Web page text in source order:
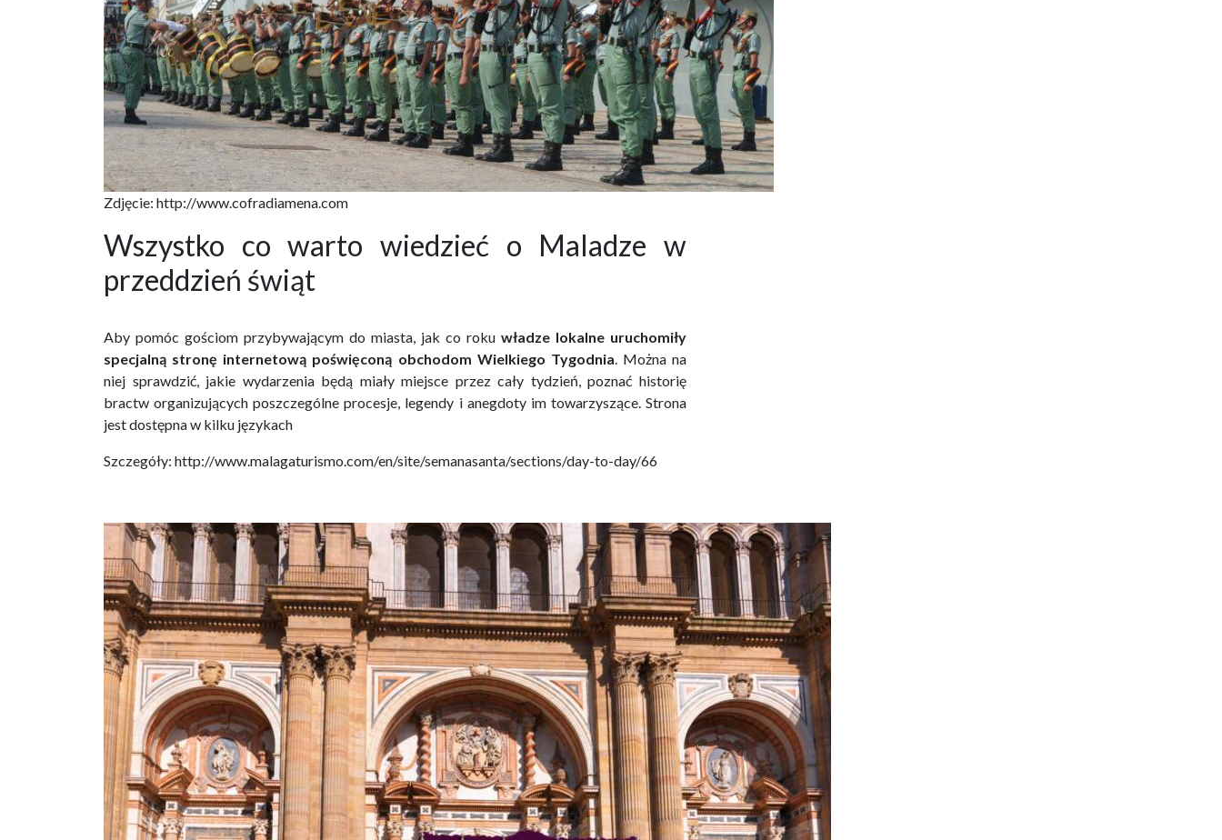
Zdjęcie: http://www.cofradiamena.com
Wszystko co warto wiedzieć o Maladze w
przeddzień świąt
Aby pomóc gościom przybywającym do miasta, jak co roku władze lokalne uruchomiły
specjalną stronę internetową poświęconą obchodom Wielkiego Tygodnia. Można na
niej sprawdzić, jakie wydarzenia będą miały miejsce przez cały tydzień, poznać historię
bractw organizujących poszczególne procesje, legendy i anegdoty im towarzyszące. Strona
jest dostępna w kilku językach
Szczegóły: http://www.malagaturismo.com/en/site/semanasanta/sections/day-to-day/66